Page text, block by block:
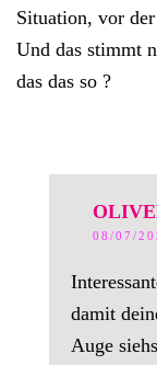
Situation, vor
Und das stimmt
das das so ?
08/07/
damit
Auge